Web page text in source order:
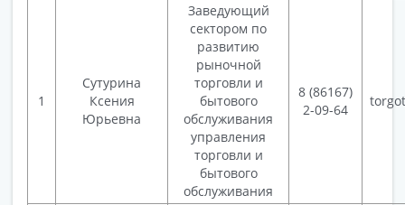
1
Сутурина
Ксения
Юрьевна
Заведующий
сектором по
развитию
рыночной
торговли и
бытового
обслуживания
управления
торговли и
бытового
обслуживания
8 (86167)
2-09-64